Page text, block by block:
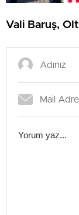
Vali Baruş,